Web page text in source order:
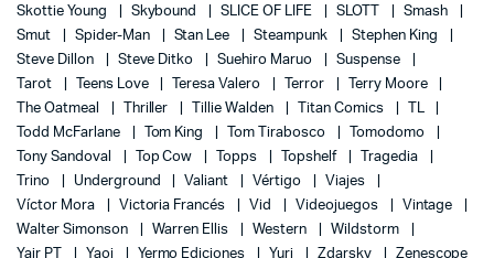
Skottie Young
Skybound SLICE OF LIFE SLOTT
Smash
Smut
Spider-Man Stan Lee Steampunk
Stephen King
Steve Dillon
Steve Ditko Suehiro Maruo
Suspense
Tarot
Teens Love Teresa Valero Terror
Terry Moore
The Oatmeal
Thriller Tillie Walden Titan Comics
TL
Todd McFarlane
Tom King Tom Tirabosco
Tomodomo
Tony Sandoval
Top Cow Topps Topshelf
Tragedia
Trino
Underground Valiant Vértigo
Viajes
Víctor Mora
Victoria Francés Vid Videojuegos
Vintage
Walter Simonson
Warren Ellis Western
Wildstorm
Yair PT
Yaoi Yermo Ediciones Yuri Zdarsky Zenescope